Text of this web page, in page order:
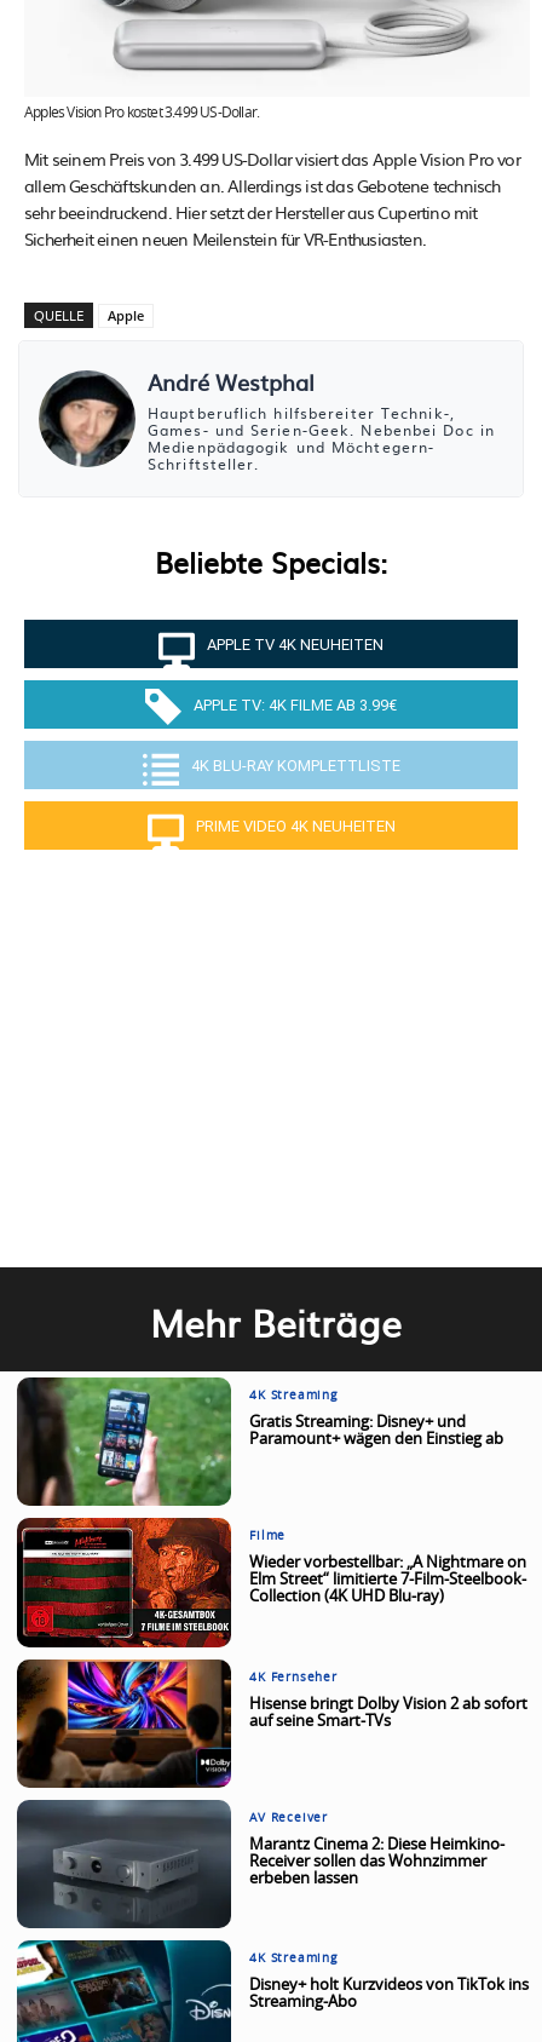
Apples Vision Pro kostet 3.499 US-Dollar.
Mit seinem Preis von 3.499 US-Dollar visiert das Apple Vision Pro vor
allem Geschäftskunden an. Allerdings ist das Gebotene technisch
sehr beeindruckend. Hier setzt der Hersteller aus Cupertino mit
Sicherheit einen neuen Meilenstein für VR-Enthusiasten.
QUELLE Apple
André Westphal
Hauptberuflich hilfsbereiter Technik-,
Games- und Serien-Geek. Nebenbei Doc in
Medienpädagogik und Möchtegern-
Schriftsteller.
Beliebte Specials:
APPLE TV 4K NEUHEITEN
APPLE TV: 4K FILME AB 3.99€
4K BLU-RAY KOMPLETTLISTE
PRIME VIDEO 4K NEUHEITEN
Mehr Beiträge
4K Streaming
Gratis Streaming: Disney+ und
Paramount+ wägen den Einstieg ab
Filme
Wieder vorbestellbar: „A Nightmare on
Elm Street“ limitierte 7-Film-Steelbook-
Collection (4K UHD Blu-ray)
4K Fernseher
Hisense bringt Dolby Vision 2 ab sofort
auf seine Smart-TVs
AV Receiver
Marantz Cinema 2: Diese Heimkino-
Receiver sollen das Wohnzimmer
erbeben lassen
4K Streaming
Disney+ holt Kurzvideos von TikTok ins
Streaming-Abo